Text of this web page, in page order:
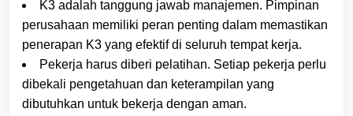
K3 adalah tanggung jawab manajemen. Pimpinan
perusahaan memiliki peran penting dalam memastikan
penerapan K3 yang efektif di seluruh tempat kerja.
Pekerja harus diberi pelatihan. Setiap pekerja perlu
dibekali pengetahuan dan keterampilan yang
dibutuhkan untuk bekerja dengan aman.